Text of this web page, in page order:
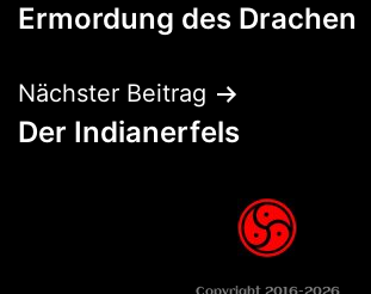
Ermordung des Drachen
Nächster Beitrag
Der Indianerfels